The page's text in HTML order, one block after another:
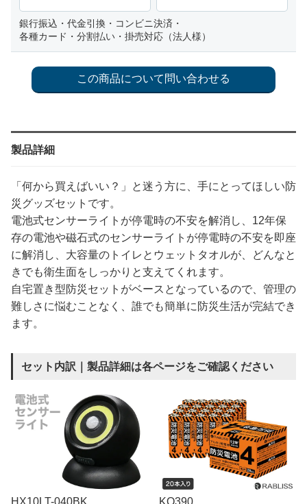
銀行振込・代金引換・コンビニ決済・
各種カード・分割払い・掛売対応（法人様）
製品詳細
「何から買えばいい？」と迷う方に、手にとってほしい防
災グッズセットです。
電池式センサーライトが停電時の不安を解消し、12年保
存の電池や磁石式のセンサーライトが停電時の不安を即座
に解消し、大容量のトイレとウェットタオルが、どんなと
きでも衛生面をしっかりと支えてくれます。
自宅置き型防災セットがベースとなっているので、管理の
難しさに悩むことなく、誰でも簡単に防災生活が完結でき
ます。
セット内訳｜製品詳細は各ページをご確認ください
HX10LT-040BK
KO390